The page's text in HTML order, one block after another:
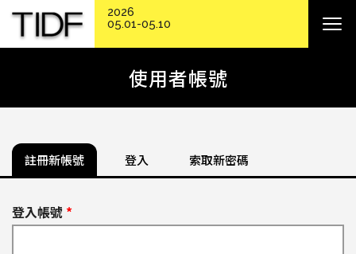
使用者帳號
註冊新帳號 登入 索取新密碼
登入帳號 *
2026
05.01-05.10